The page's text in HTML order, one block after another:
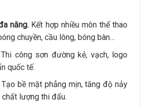
năng. Kết hợp nhiều môn thể thao
chuyền, cầu lông, bóng bàn…
Thi công sơn đường kẻ, vạch, logo
quốc tế.
Tạo bề mặt phẳng mịn, tăng độ nảy
lượng thi đấu.